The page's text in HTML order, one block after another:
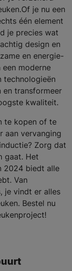
je nu een
één element
je precies wat
design en
en energie-
moderne
technologieën
en transformeer
kwaliteit.
te kopen of te
aan vervanging
Zorg dat
gaat. Het
2024 biedt alle
Van
je vindt er alles
Bestel nu